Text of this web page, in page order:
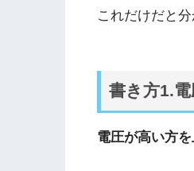
これだけだと
書き方1.
電圧が高い方